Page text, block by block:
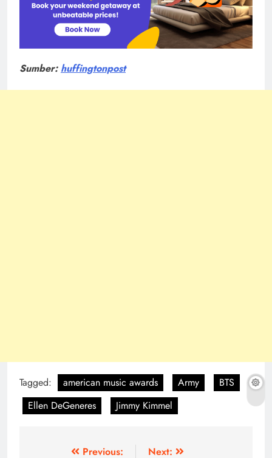
Sumber: huffingtonpost
Tagged: american music awards Army
BTS
Ellen DeGeneres
Jimmy Kimmel
Previous:
Next: